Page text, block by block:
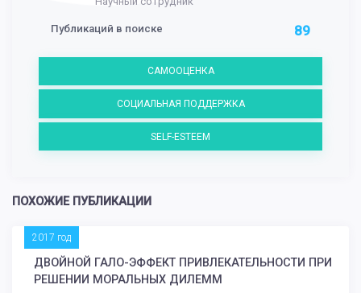
Публикаций в поиске 89
САМООЦЕНКА
СОЦИАЛЬНАЯ ПОДДЕРЖКА
SELF-ESTEEM
ПОХОЖИЕ ПУБЛИКАЦИИ
2017 год
ДВОЙНОЙ ГАЛО-ЭФФЕКТ ПРИВЛЕКАТЕЛЬНОСТИ ПРИ
РЕШЕНИИ МОРАЛЬНЫХ ДИЛЕММ